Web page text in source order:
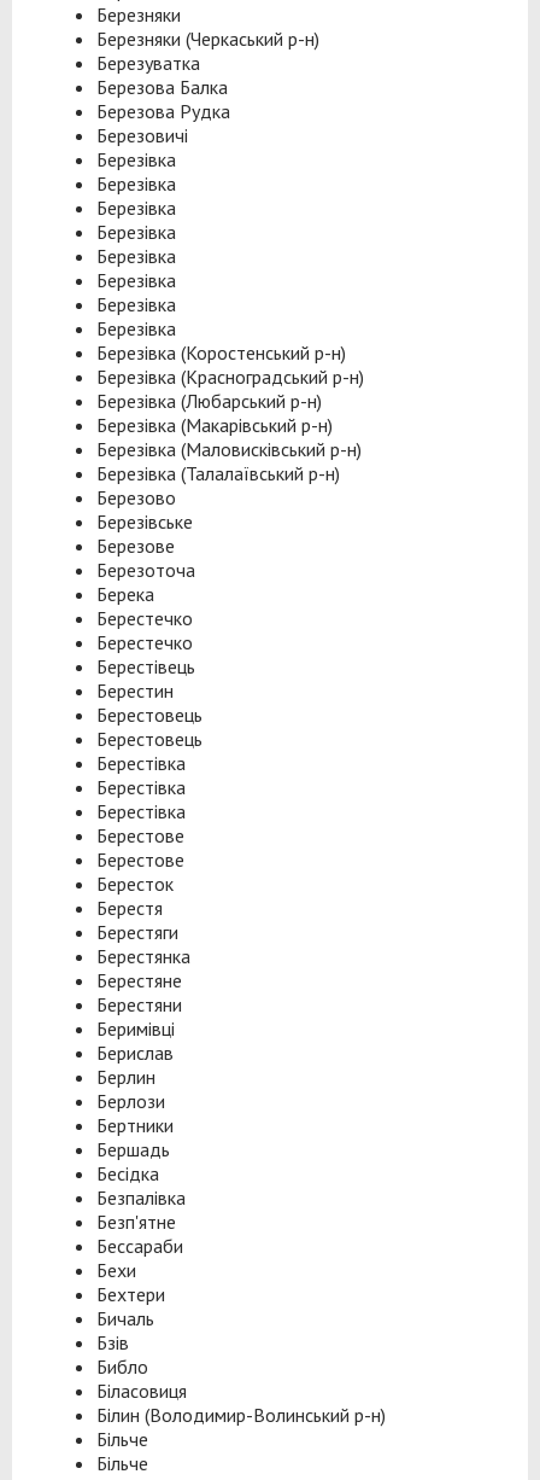
Березняки
Березняки (Черкаський р-н)
Березуватка
Березова Балка
Березова Рудка
Березовичі
Березівка
Березівка
Березівка
Березівка
Березівка
Березівка
Березівка
Березівка
Березівка (Коростенський р-н)
Березівка (Красноградський р-н)
Березівка (Любарський р-н)
Березівка (Макарівський р-н)
Березівка (Маловисківський р-н)
Березівка (Талалаївський р-н)
Березово
Березівське
Березове
Березоточа
Берека
Берестечко
Берестечко
Берестівець
Берестин
Берестовець
Берестовець
Берестівка
Берестівка
Берестівка
Берестове
Берестове
Бересток
Берестя
Берестяги
Берестянка
Берестяне
Берестяни
Беримівці
Берислав
Берлин
Берлози
Бертники
Бершадь
Бесідка
Безпалівка
Безп'ятне
Бессараби
Бехи
Бехтери
Бичаль
Бзів
Библо
Біласовиця
Білин (Володимир-Волинський р-н)
Більче
Більче